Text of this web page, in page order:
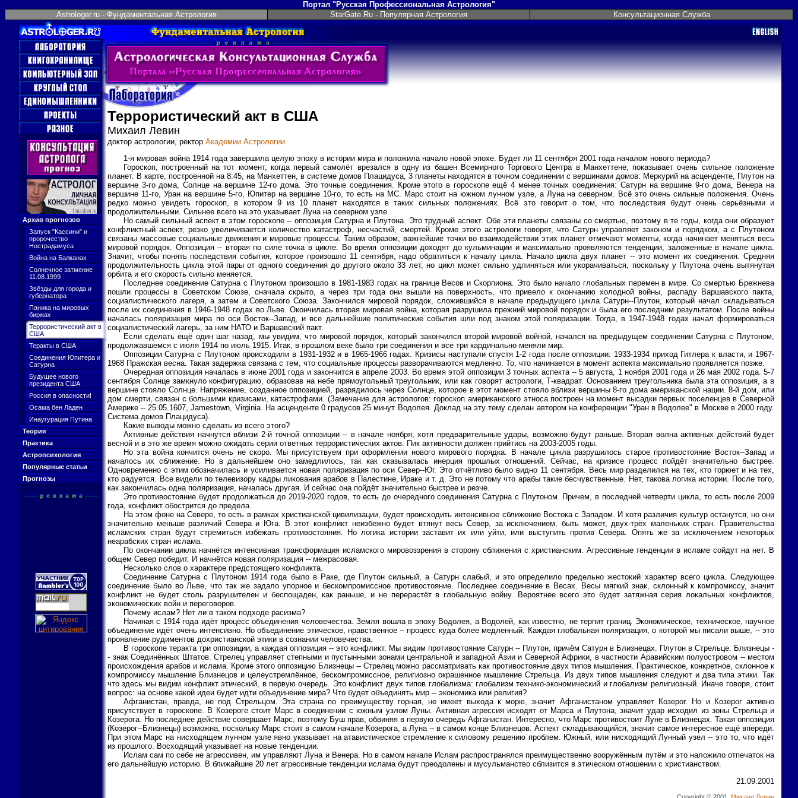
Портал "Русская Профессиональная Астрология"
Astrologer.ru - Фундаментальная Астрология
StarGate.Ru - Популярная Астрология Консультационная Служба
Архив прогнозов
Запуск "Кассини" и
пророчество
Нострадамуса
Война на Балканах
Солнечное затмение
11.08.1999
Звёзды для города и
губернатора
Паника на мировых
биржах
Террористический акт в
США
Теракты в США
Соединения Юпитера и
Сатурна
Будущее нового
президента США
Россия в опасности!
Осама бен Ладен
Инаугурация Путина
Теория
Практика
Астропсихология
Популярные статьи
Прогнозы
Террористический акт в США
Михаил Левин
доктор астрологии, ректор Академии Астрологии
1-я мировая война 1914 года завершила целую эпоху в истории мира и положила начало новой эпохе. Будет ли 11 сентября 2001 года началом нового периода?
Гороскоп, построенный на тот момент, когда первый самолёт врезался в одну из башен Всемирного Торгового Центра в Манхеттене, показывает очень сильное положение
планет. В карте, построенной на 8:45, на Манхеттен, в системе домов Плацидуса, 3 планеты находятся в точном соединении с вершинами домов: Меркурий на асценденте, Плутон на
вершине 3-го дома, Солнце на вершине 12-го дома. Это точные соединения. Кроме этого в гороскопе ещё 4 менее точных соединения: Сатурн на вершине 9-го дома, Венера на
вершине 11-го, Уран на вершине 5-го, Юпитер на вершине 10-го, то есть на МС. Марс стоит на южном лунном узле, а Луна на северном. Всё это очень сильные положения. Очень
редко можно увидеть гороскоп, в котором 9 из 10 планет находятся в таких сильных положениях. Всё это говорит о том, что последствия будут очень серьёзными и
продолжительными. Сильнее всего на это указывает Луна на северном узле.
Но самый сильный аспект в этом гороскопе -- оппозиция Сатурна и Плутона. Это трудный аспект. Обе эти планеты связаны со смертью, поэтому в те годы, когда они образуют
конфликтный аспект, резко увеличивается количество катастроф, несчастий, смертей. Кроме этого астрологи говорят, что Сатурн управляет законом и порядком, а с Плутоном
связаны массовые социальные движения и мировые процессы. Таким образом, важнейшие точки во взаимодействии этих планет отмечают моменты, когда начинает меняться весь
мировой порядок. Оппозиция -- вторая по силе точка в цикле. Во время оппозиции доходят до кульминации и максимально проявляются тенденции, заложенные в начале цикла.
Значит, чтобы понять последствия события, которое произошло 11 сентября, надо обратиться к началу цикла. Начало цикла двух планет -- это момент их соединения. Средняя
продолжительность цикла этой пары от одного соединения до другого около 33 лет, но цикл может сильно удлиняться или укорачиваться, поскольку у Плутона очень вытянутая
орбита и его скорость сильно меняется.
Последнее соединение Сатурна с Плутоном произошло в 1981-1983 годах на границе Весов и Скорпиона. Это было начало глобальных перемен в мире. Со смертью Брежнева
пошли процессы в Советском Союзе, сначала скрыто, а через три года они вышли на поверхность, что привело к окончанию холодной войны, распаду Варшавского пакта,
социалистического лагеря, а затем и Советского Союза. Закончился мировой порядок, сложившийся в начале предыдущего цикла Сатурн--Плутон, который начал складываться
после их соединения в 1946-1948 годах во Льве. Окончилась вторая мировая война, которая разрушила прежний мировой порядок и была его последним результатом. После войны
началась поляризация мира по оси Восток--Запад, и все дальнейшие политические события шли под знаком этой поляризации. Тогда, в 1947-1948 годах начал формироваться
социалистический лагерь, за ним НАТО и Варшавский пакт.
Если сделать ещё один шаг назад, мы увидим, что мировой порядок, который закончился второй мировой войной, начался на предыдущем соединении Сатурна с Плутоном,
продолжавшемся с июля 1914 по июль 1915. Итак, в прошлом веке было три соединения и все три кардинально меняли мир.
Оппозиции Сатурна с Плутоном происходили в 1931-1932 и в 1965-1966 годах. Кризисы наступали спустя 1-2 года после оппозиции: 1933-1934 приход Гитлера к власти, и 1967-
1968 Пражская весна. Такая задержка связана с тем, что социальные процессы разворачиваются медленно. То, что начинается в момент аспекта максимально проявляется позже.
Очередная оппозиция началась в июне 2001 года и закончится в апреле 2003. Во время этой оппозиции 3 точных аспекта -- 5 августа, 1 ноября 2001 года и 26 мая 2002 года. 5-7
сентября Солнце замкнуло конфигурацию, образовав на небе прямоугольный треугольник, или как говорят астрологи, Т-квадрат. Основанием треугольника была эта оппозиция, а в
вершине стояло Солнце. Напряжение, созданное оппозицией, разрядилось через Солнце, которое в этот момент стояло вблизи вершины 8-го дома американской нации. 8-й дом, или
дом смерти, связан с большими кризисами, катастрофами. (Замечание для астрологов: гороскоп американского этноса построен на момент высадки первых поселенцев в Северной
Америке -- 25.05.1607, Jamestown, Virginia. На асценденте 0 градусов 25 минут Водолея. Доклад на эту тему сделан автором на конференции "Уран в Водолее" в Москве в 2000 году.
Система домов Плацидуса).
Какие выводы можно сделать из всего этого?
Активные действия начнутся вблизи 2-й точной оппозиции -- в начале ноября, хотя предварительные удары, возможно будут раньше. Вторая волна активных действий будет
весной и в это же время можно ожидать серии ответных террористических актов. Пик активности должен прийтись на 2003-2005 годы.
Но эта война кончится очень не скоро. Мы присутствуем при оформлении нового мирового порядка. В начале цикла разрушилось старое противостояние Восток--Запад и
началось их сближение. Но в дальнейшем оно замедлилось, так как сказывалась инерция прошлых отношений. Сейчас, на кризисе процесс пойдёт значительно быстрее.
Одновременно с этим обозначилась и усиливается новая поляризация по оси Север--Юг. Это отчётливо было видно 11 сентября. Весь мир разделился на тех, кто горюет и на тех,
кто радуется. Все видели по телевизору кадры ликования арабов в Палестине, Ираке и т. д. Это не потому что арабы такие бесчувственные. Нет, такова логика истории. После того,
как закончилась одна поляризация, началась другая. И сейчас она пойдёт значительно быстрее и резче.
Это противостояние будет продолжаться до 2019-2020 годов, то есть до очередного соединения Сатурна с Плутоном. Причем, в последней четверти цикла, то есть после 2009
года, конфликт обострится до предела.
На этом фоне на Севере, то есть в рамках христианской цивилизации, будет происходить интенсивное сближение Востока с Западом. И хотя различия культур останутся, но они
значительно меньше различий Севера и Юга. В этот конфликт неизбежно будет втянут весь Север, за исключением, быть может, двух-трёх маленьких стран. Правительства
исламских стран будут стремиться избежать противостояния. Но логика истории заставит их или уйти, или выступить против Севера. Опять же за исключением некоторых
неарабских стран ислама.
По окончании цикла начнётся интенсивная трансформация исламского мировоззрения в сторону сближения с христианским. Агрессивные тенденции в исламе сойдут на нет. В
общем Север победит. И начнётся новая поляризация -- межрасовая.
Несколько слов о характере предстоящего конфликта.
Соединение Сатурна с Плутоном 1914 года было в Раке, где Плутон сильный, а Сатурн слабый, и это определило предельно жестокий характер всего цикла. Следующее
соединение было во Льве, что так же задало упорное и бескомпромиссное противостояние. Последнее соединение в Весах. Весы мягкий знак, склонный к компромиссу, значит
конфликт не будет столь разрушителен и беспощаден, как раньше, и не перерастёт в глобальную войну. Вероятнее всего это будет затяжная серия локальных конфликтов,
экономических войн и переговоров.
Почему ислам? Нет ли в таком подходе расизма?
Начиная с 1914 года идёт процесс объединения человечества. Земля вошла в эпоху Водолея, а Водолей, как известно, не терпит границ. Экономическое, техническое, научное
объединение идёт очень интенсивно. Но объединение этическое, нравственное -- процесс куда более медленный. Каждая глобальная поляризация, о которой мы писали выше, -- это
проявление рудиментов дохристианской этики в сознании человечества.
В гороскопе теракта три оппозиции, а каждая оппозиция -- это конфликт. Мы видим противостояние Сатурн -- Плутон, причём Сатурн в Близнецах. Плутон в Стрельце. Близнецы -
- знак Соединённых Штатов. Стрелец управляет степными и пустынными зонами центральной и западной Азии и Северной Африки, в частности Аравийским полуостровом -- местом
происхождения арабов и ислама. Кроме этого оппозицию Близнецы -- Стрелец можно рассматривать как противостояние двух типов мышления. Практическое, конкретное, склонное к
компромиссу мышление Близнецов и целеустремлённое, бескомпромиссное, религиозно окрашенное мышление Стрельца. Из двух типов мышления следуют и два типа этики. Так
что здесь мы видим конфликт этический, в первую очередь. Это конфликт двух типов глобализма: глобализм технико-экономический и глобализм религиозный. Иначе говоря, стоит
вопрос: на основе какой идеи будет идти объединение мира? Что будет объединять мир -- экономика или религия?
Афганистан, правда, не под Стрельцом. Эта страна по преимуществу горная, не имеет выхода к морю, значит Афганистаном управляет Козерог. Но и Козерог активно
присутствует в гороскопе. В Козероге стоит Марс в соединении с южным узлом Луны. Активная агрессия исходят от Марса и Плутона, значит удар исходил из зоны Стрельца и
Козерога. Но последнее действие совершает Марс, поэтому Буш прав, обвиняя в первую очередь Афганистан. Интересно, что Марс противостоит Луне в Близнецах. Такая оппозиция
(Козерог--Близнецы) возможна, поскольку Марс стоит в самом начале Козерога, а Луна -- в самом конце Близнецов. Аспект складывающийся, значит самое интересное ещё впереди.
При этом Марс на нисходящем лунном узле явно указывает на атавистическое стремление к силовому решению проблем. Южный, или нисходящий Лунный узел -- это то, что идёт
из прошлого. Восходящий указывает на новые тенденции.
Ислам сам по себе не агрессивен, им управляют Луна и Венера. Но в самом начале Ислам распространялся преимущественно вооружённым путём и это наложило отпечаток на
его дальнейшую историю. В ближайшие 20 лет агрессивные тенденции ислама будут преодолены и мусульманство сблизится в этическом отношении с христианством.
21.09.2001